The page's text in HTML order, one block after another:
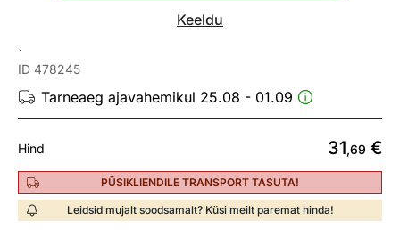
Keeldu
Presskann La Cafetière 350 ml
ID 478245
Tarneaeg ajavahemikul 25.08 - 01.09
Hind 31,69 €
PÜSIKLIENDILE TRANSPORT TASUTA!
Leidsid mujalt soodsamalt? Küsi meilt paremat hinda!